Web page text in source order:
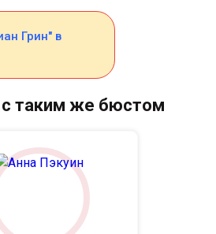
Грин" в
с таким же бюстом